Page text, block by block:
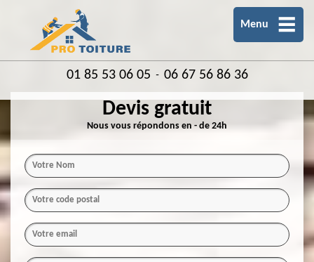
Menu
01 85 53 06 05 - 06 67 56 86 36
Devis gratuit
Nous vous répondons en - de 24h